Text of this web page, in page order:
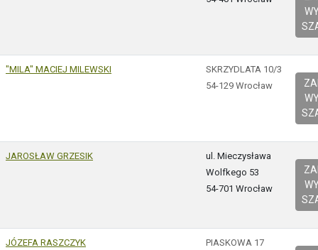
"MILA" MACIEJ MILEWSKI
SKRZYDLATA 10/3
54-129 Wrocław
JAROSŁAW GRZESIK
ul. Mieczysława
Wolfkego 53
54-701 Wrocław
JÓZEFA RASZCZYK
PIASKOWA 17